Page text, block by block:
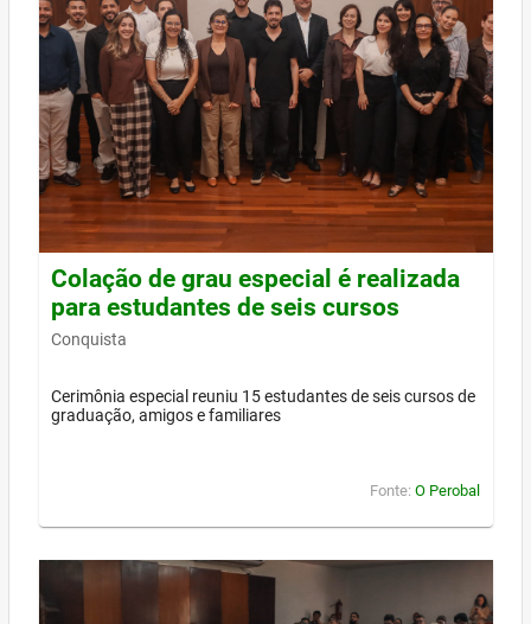
Colação de grau especial é realizada
para estudantes de seis cursos
Conquista
Cerimônia especial reuniu 15 estudantes de seis cursos de
graduação, amigos e familiares
Fonte: O Perobal